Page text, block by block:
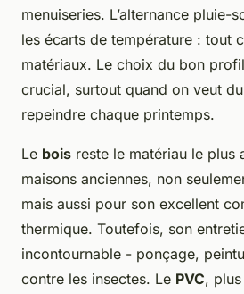
menuiseries. L’alternance pluie-
les écarts de température : tout
matériaux. Le choix du bon
crucial, surtout quand on veut
repeindre chaque printemps.
Le bois reste le matériau le plus
maisons anciennes, non
mais aussi pour son excellent
thermique. Toutefois, son
incontournable - ponçage,
contre les insectes. Le PVC,